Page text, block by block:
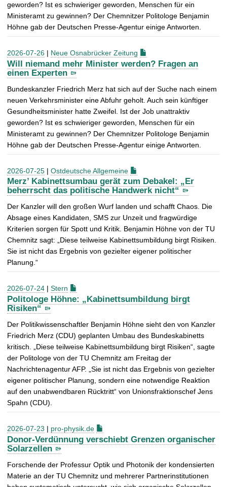
geworden? Ist es schwieriger geworden, Menschen für ein
Ministeramt zu gewinnen? Der Chemnitzer Politologe Benjamin
Höhne gab der Deutschen Presse-Agentur einige Antworten.
2026-07-26 | Neue Osnabrücker Zeitung
Will niemand mehr Minister werden? Fragen an
einen Experten
Bundeskanzler Friedrich Merz hat sich auf der Suche nach einem
neuen Verkehrsminister eine Abfuhr geholt. Auch sein künftiger
Gesundheitsminister hatte Zweifel. Ist der Job unattraktiv
geworden? Ist es schwieriger geworden, Menschen für ein
Ministeramt zu gewinnen? Der Chemnitzer Politologe Benjamin
Höhne gab der Deutschen Presse-Agentur einige Antworten.
2026-07-25 | Ostdeutsche Allgemeine
Merz’ Kabinettsumbau gerät zum Debakel: „Er
beherrscht das politische Handwerk nicht“
Der Kanzler will den großen Wurf landen und schafft Chaos. Die
Absage eines Kandidaten, SMS zur Unzeit und fragwürdige
Kriterien sorgen für Spott und Kritik. Benjamin Höhne von der TU
Chemnitz sagt: „Diese teilweise Kabinettsumbildung birgt Risiken.
Sie ist nicht das Ergebnis von gezielter eigener politischer
Planung.“
2026-07-24 | Stern
Politologe Höhne: „Kabinettsumbildung birgt
Risiken“
Der Politikwissenschaftler Benjamin Höhne sieht den von Kanzler
Friedrich Merz (CDU) geplanten Umbau des Bundeskabinetts
kritisch. „Diese teilweise Kabinettsumbildung birgt Risiken“, sagte
der Politologe von der TU Chemnitz am Freitag der
Nachrichtenagentur AFP. „Sie ist nicht das Ergebnis von gezielter
eigener politischer Planung, sondern eine notwendige Reaktion
auf den unabwendbaren Rücktritt“ von Unionsfraktionschef Jens
Spahn (CDU).
2026-07-23 | pro-physik.de
Donor‑Verdünnung verschiebt Grenzen organischer
Solarzellen
Forschende der Professur Optik und Photonik der kondensierten
Materie an der TU Chemnitz und mehrerer Partnerinstitutionen